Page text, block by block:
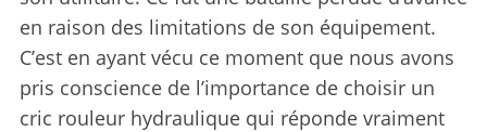
en raison des limitations de son équipement.
C’est en ayant vécu ce moment que nous avons
pris conscience de l’importance de choisir un
cric rouleur hydraulique qui réponde vraiment